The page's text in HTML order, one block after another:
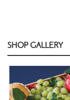
SHOP GALLERY